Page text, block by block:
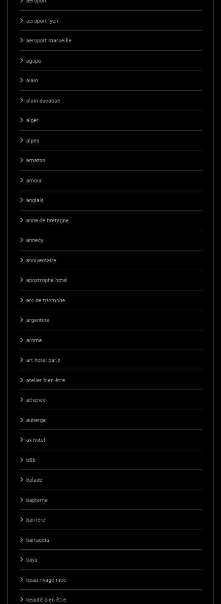
aeroport lyon
aeroport marseille
agapa
alain
alain ducasse
alger
alpes
amazon
amour
anglais
anne de bretagne
annecy
anniversaire
apostrophe hotel
arc de triomphe
argentine
arome
art hotel paris
atelier bien être
athenee
auberge
ax hotel
b&b
balade
bapteme
barriere
bartaccia
baya
beau rivage nice
beauté bien être